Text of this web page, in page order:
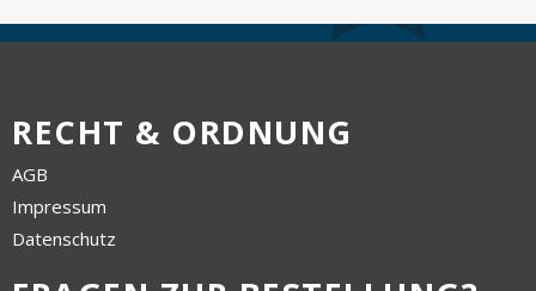
RECHT & ORDNUNG
AGB
Impressum
Datenschutz